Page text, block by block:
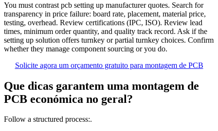
You must contrast pcb setting up manufacturer quotes. Search for
transparency in price failure: board rate, placement, material price,
testing, overhead. Review certifications (IPC, ISO). Review lead
times, minimum order quantity, and quality track record. Ask if the
setting up solution offers turnkey or partial turnkey choices. Confirm
whether they manage component sourcing or you do.
Solicite agora um orçamento gratuito para montagem de PCB
Que dicas garantem uma montagem de
PCB económica no geral?
Follow a structured process:.